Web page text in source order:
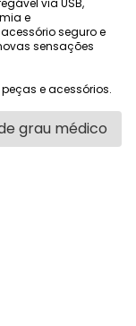
via USB,
e
seguro e
sensações
e acessórios.
grau médico